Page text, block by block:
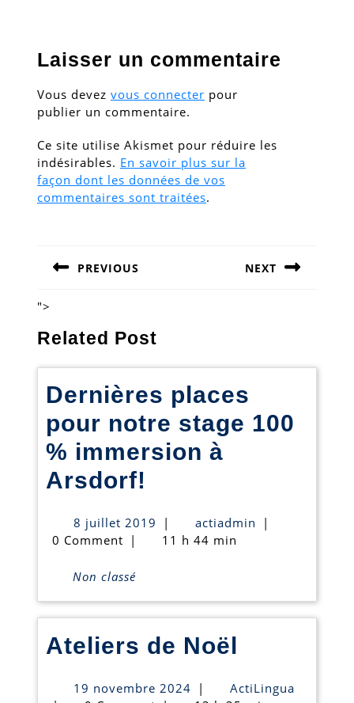
Laisser un commentaire
Vous devez vous connecter pour
publier un commentaire.
Ce site utilise Akismet pour réduire les
indésirables. En savoir plus sur la
façon dont les données de vos
commentaires sont traitées.
de
l’article
PREVIOUS
post:
NEXT
">
Related Post
Dernières places
pour notre stage 100
% immersion à
Arsdorf!
pour
100
%
immersion
8 juillet 2019
juillet
| actiadmin actiadmin
|
0 Comment | 11 h 44 min
Non classé
Ateliers de Noël
19 novembre 202419| ActiLingua